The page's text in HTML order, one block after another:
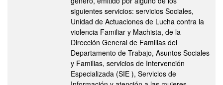
siguientes servicios: servicios Sociales,
Unidad de Actuaciones de Lucha contra la
violencia Familiar y Machista, de la
Dirección General de Familias del
Departamento de Trabajo, Asuntos Sociales
y Familias, servicios de Intervención
Especializada (SIE ), Servicios de